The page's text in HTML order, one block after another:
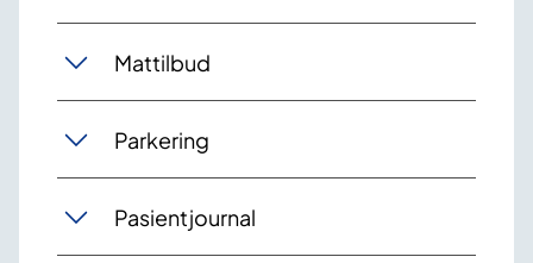
Mattilbud
Parkering
Pasientjournal